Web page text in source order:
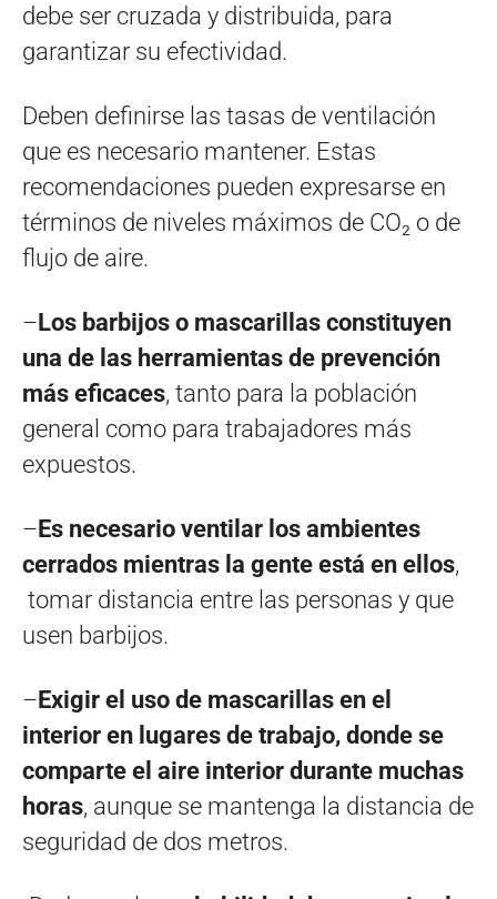
debe ser cruzada y distribuida, para
garantizar su efectividad.
Deben definirse las tasas de ventilación
que es necesario mantener. Estas
recomendaciones pueden expresarse en
términos de niveles máximos de CO₂ o de
flujo de aire.
–Los barbijos o mascarillas constituyen
una de las herramientas de prevención
más eficaces, tanto para la población
general como para trabajadores más
expuestos.
–Es necesario ventilar los ambientes
cerrados mientras la gente está en ellos,
tomar distancia entre las personas y que
usen barbijos.
–Exigir el uso de mascarillas en el
interior en lugares de trabajo, donde se
comparte el aire interior durante muchas
horas, aunque se mantenga la distancia de
seguridad de dos metros.